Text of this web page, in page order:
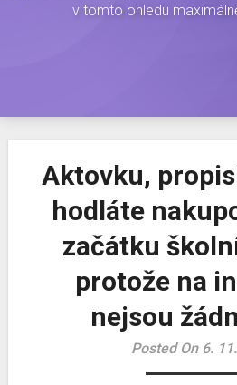
v tomto ohledu
Aktovku,
hodláte
začátku
protože na
nejsou
Posted On 6.